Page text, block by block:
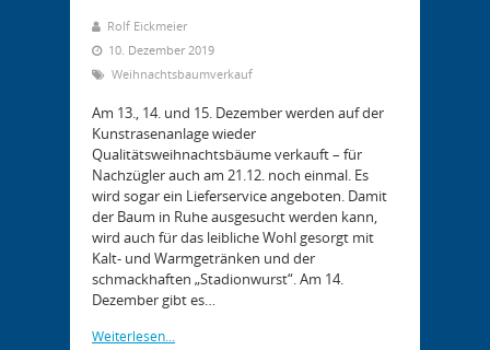
Rolf Eickmeier
10. Dezember 2019
Weihnachtsbaumverkauf
Am 13., 14. und 15. Dezember werden auf der
Kunstrasenanlage wieder
Qualitätsweihnachtsbäume verkauft – für
Nachzügler auch am 21.12. noch einmal. Es
wird sogar ein Lieferservice angeboten. Damit
der Baum in Ruhe ausgesucht werden kann,
wird auch für das leibliche Wohl gesorgt mit
Kalt- und Warmgetränken und der
schmackhaften „Stadionwurst“. Am 14.
Dezember gibt es…
Weiterlesen...